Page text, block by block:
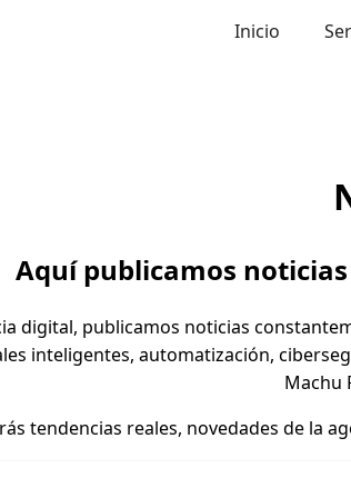
Inicio
Aquí publicamos
digital, publicamos noticias
inteligentes, automatización,
Machu
tendencias reales, novedades de la